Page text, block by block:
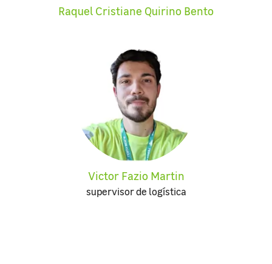
Raquel Cristiane Quirino Bento
Victor Fazio Martin
supervisor de logística